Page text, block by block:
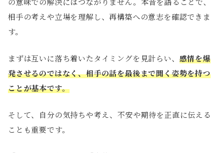
相手の考えや立場を理解し、再構築への意志を確認できま
す。
まずは互いに落ち着いたタイミングを見計らい、 感情を爆
発させるのではなく、相手の話を最後まで聞く姿勢を持つ
ことが基本です。
そして、自分の気持ちや考え、不安や期待を正直に伝える
ことも重要です。